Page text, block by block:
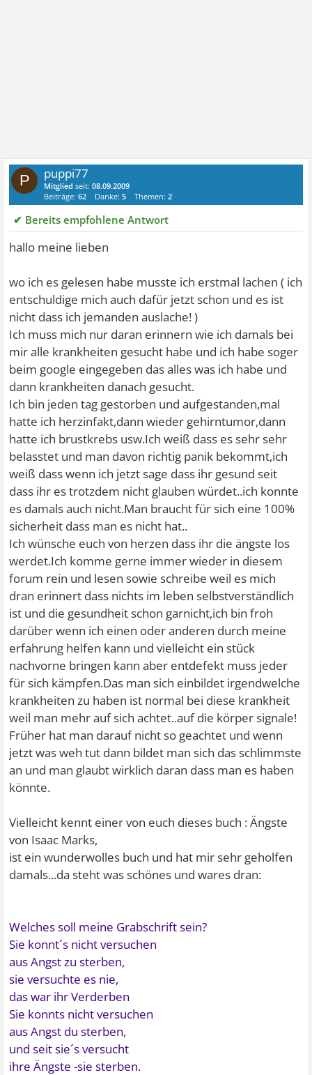
P puppi77
Mitglied seit:08.09.2009
Beiträge:62 Danke:5 Themen:2
✔ Bereits empfohlene Antwort
hallo meine lieben
wo ich es gelesen habe musste ich erstmal lachen ( ich
entschuldige mich auch dafür jetzt schon und es ist
nicht dass ich jemanden auslache! )
Ich muss mich nur daran erinnern wie ich damals bei
mir alle krankheiten gesucht habe und ich habe soger
beim google eingegeben das alles was ich habe und
dann krankheiten danach gesucht.
Ich bin jeden tag gestorben und aufgestanden,mal
hatte ich herzinfakt,dann wieder gehirntumor,dann
hatte ich brustkrebs usw.Ich weiß dass es sehr sehr
belasstet und man davon richtig panik bekommt,ich
weiß dass wenn ich jetzt sage dass ihr gesund seit
dass ihr es trotzdem nicht glauben würdet..ich konnte
es damals auch nicht.Man braucht für sich eine 100%
sicherheit dass man es nicht hat..
Ich wünsche euch von herzen dass ihr die ängste los
werdet.Ich komme gerne immer wieder in diesem
forum rein und lesen sowie schreibe weil es mich
dran erinnert dass nichts im leben selbstverständlich
ist und die gesundheit schon garnicht,ich bin froh
darüber wenn ich einen oder anderen durch meine
erfahrung helfen kann und vielleicht ein stück
nachvorne bringen kann aber entdefekt muss jeder
für sich kämpfen.Das man sich einbildet irgendwelche
krankheiten zu haben ist normal bei diese krankheit
weil man mehr auf sich achtet..auf die körper signale!
Früher hat man darauf nicht so geachtet und wenn
jetzt was weh tut dann bildet man sich das schlimmste
an und man glaubt wirklich daran dass man es haben
könnte.
Vielleicht kennt einer von euch dieses buch : Ängste
von Isaac Marks,
ist ein wunderwolles buch und hat mir sehr geholfen
damals...da steht was schönes und wares dran:
Welches soll meine Grabschrift sein?
Sie konnt´s nicht versuchen
aus Angst zu sterben,
sie versuchte es nie,
das war ihr Verderben
Sie konnts nicht versuchen
aus Angst du sterben,
und seit sie´s versucht
ihre Ängste -sie sterben.